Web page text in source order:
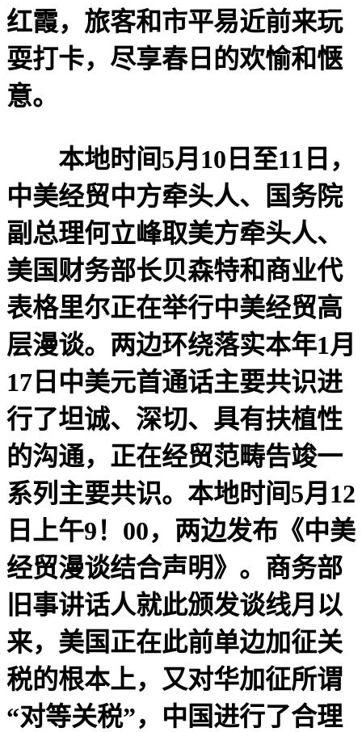
红霞，旅客和市平易近前来玩
耍打卡，尽享春日的欢愉和惬
意。
本地时间5月10日至11日，
中美经贸中方牵头人、国务院
副总理何立峰取美方牵头人、
美国财务部长贝森特和商业代
表格里尔正在举行中美经贸高
层漫谈。两边环绕落实本年1月
17日中美元首通话主要共识进
行了坦诚、深切、具有扶植性
的沟通，正在经贸范畴告竣一
系列主要共识。本地时间5月12
日上午9！00，两边发布《中美
经贸漫谈结合声明》。商务部
旧事讲话人就此颁发谈线月以
来，美国正在此前单边加征关
税的根本上，又对华加征所谓
“对等关税”，中国进行了合理